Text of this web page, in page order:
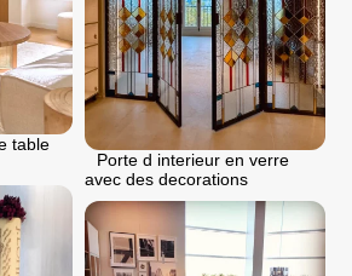
table
Porte d interieur en verre
avec des decorations